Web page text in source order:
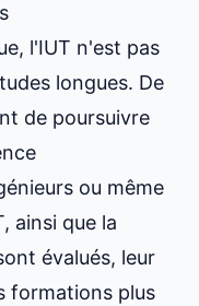
l'IUT n'est pas
longues. De
de poursuivre
ou même
ainsi que la
évalués, leur
formations plus